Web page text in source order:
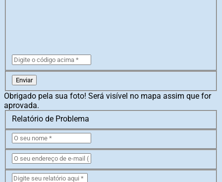
Enviar
Obrigado pela sua foto! Será visível no mapa assim que for
aprovada.
Relatório de Problema